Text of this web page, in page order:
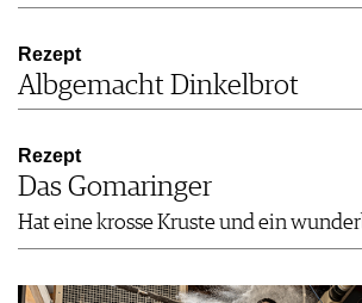
Rezept
Albgemacht Dinkelbrot
Rezept
Das Gomaringer
Hat eine krosse Kruste und ein